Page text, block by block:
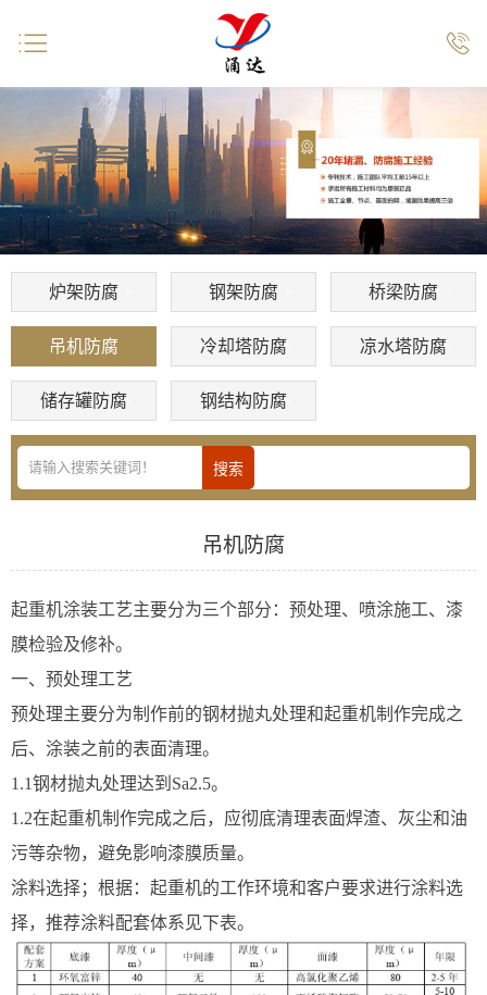
炉架防腐 钢架防腐 桥梁防腐
吊机防腐 冷却塔防腐 凉水塔防腐
储存罐防腐 钢结构防腐
吊机防腐
起重机涂装工艺主要分为三个部分：预处理、喷涂施工、漆
膜检验及修补。
一、预处理工艺
预处理主要分为制作前的钢材抛丸处理和起重机制作完成之
后、涂装之前的表面清理。
1.1钢材抛丸处理达到Sa2.5。
1.2在起重机制作完成之后，应彻底清理表面焊渣、灰尘和油
污等杂物，避免影响漆膜质量。
涂料选择；根据：起重机的工作环境和客户要求进行涂料选
择，推荐涂料配套体系见下表。
 